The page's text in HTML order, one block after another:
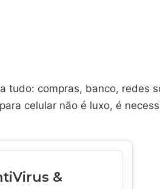
tudo: compras, banco, redes
celular não é luxo, é
&